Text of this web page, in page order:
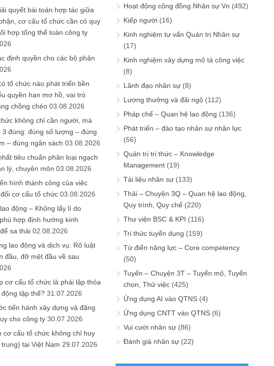
quyết bài toán hợp tác giữa
cơ cấu tổ chức cần có quy
hợp tổng thể toàn công ty
định quyền cho các bộ phận
tổ chức nào phát triển bền
quyền hạn mơ hồ, vai trò
chồng chéo 03.08.2026
không chỉ cần người, mà
3 đúng: đúng số lượng – đúng
– đúng ngân sách 03.08.2026
tiêu chuẩn phân loại ngạch
lý, chuyên môn 03.08.2026
hình thành công của việc
cơ cấu tổ chức 03.08.2026
động – Không lấy lí do
hợp định hướng kinh
sa thải 02.08.2026
lao động và dịch vụ: Rõ luật
đầu, đỡ mệt đầu về sau
cơ cấu tổ chức là phải lập thỏa
tập thể? 31.07.2026
tiến hành xây dựng và đăng
cho công ty 30.07.2026
cơ cấu tổ chức không chỉ huy
tại Việt Nam 29.07.2026
Hoạt động cộng đồng Nhân sự Vn (492)
Kiếp người (16)
Kinh nghiệm tư vấn Quản trị Nhân sự
(17)
Kinh nghiệm xây dựng mô tả công việc
(8)
Lãnh đạo nhân sự (8)
Lương thưởng và đãi ngộ (112)
Pháp chế – Quan hệ lao động (136)
Phát triển – đào tạo nhân sự nhân lực
(56)
Quản trị tri thức – Knowledge
Management (19)
Tài liệu nhân sự (133)
Thải – Chuyện 3Q – Quan hệ lao động,
Quy trình, Quy chế (220)
Thư viện BSC & KPI (116)
Tri thức tuyển dụng (159)
Từ điển năng lực – Core competency
(50)
Tuyển – Chuyện 3T – Tuyển mộ, Tuyển
chọn, Thử việc (425)
Ứng dụng AI vào QTNS (4)
Ứng dụng CNTT vào QTNS (6)
Vui cười nhân sự (86)
Đánh giá nhân sự (22)